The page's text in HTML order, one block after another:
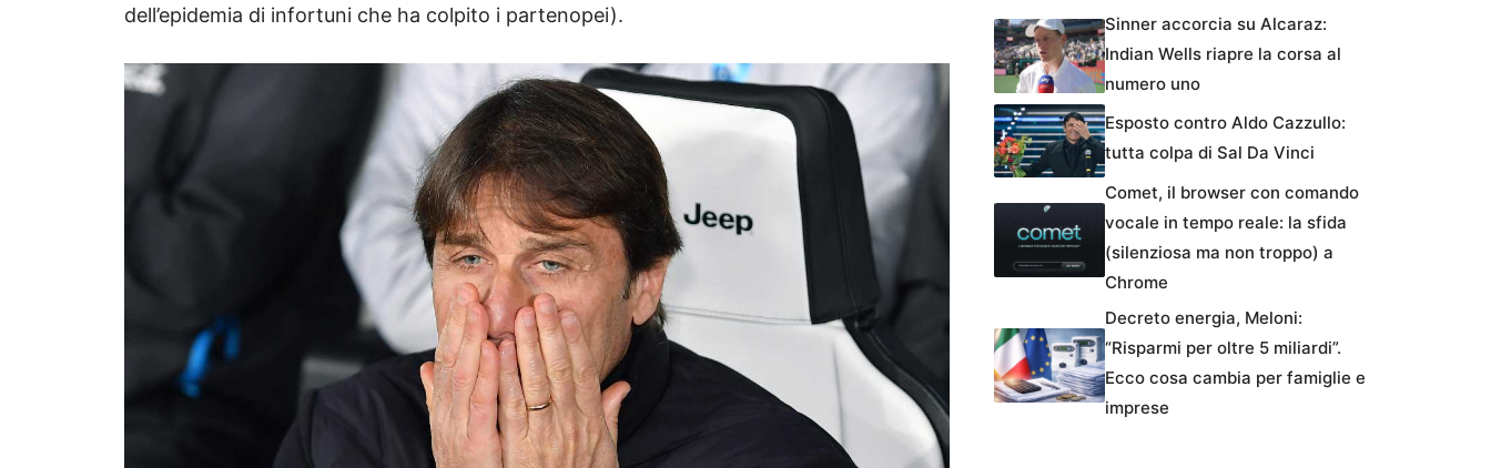
dell’epidemia di infortuni che ha colpito i partenopei).
Sinner accorcia su Alcaraz:
Indian Wells riapre la corsa al
numero uno
Esposto contro Aldo Cazzullo:
tutta colpa di Sal Da Vinci
Comet, il browser con comando
vocale in tempo reale: la sfida
(silenziosa ma non troppo) a
Chrome
Decreto energia, Meloni:
“Risparmi per oltre 5 miliardi”.
Ecco cosa cambia per famiglie e
imprese